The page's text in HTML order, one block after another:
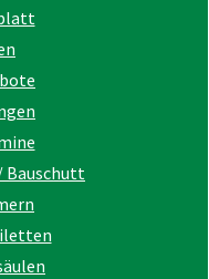
Bauschutt